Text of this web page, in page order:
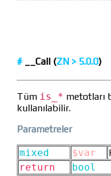
# __Call (ZN > 5.0.0)
Tüm is_* metotları
kullanılabilir.
Parametreler
mixed $var
return
bool